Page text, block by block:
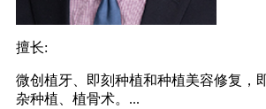
擅长:
微创植牙、即刻种植和种植美容修复，
杂种植、植骨术。...